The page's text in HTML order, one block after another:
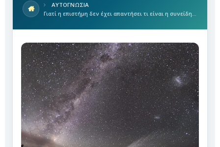
ΑΥΤΟΓΝΩΣΙΑ
Γιατί η επιστήμη δεν έχει απαντήσει τι είναι η συνείδηση;